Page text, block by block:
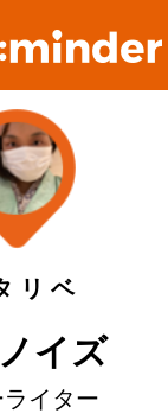
リ ベ
イズ
イター